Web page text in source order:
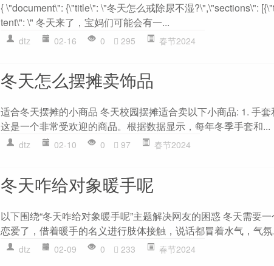
{ \"document\": {\"title\": \"冬天怎么戒除尿不湿?\",\"sections\":
tent\": \" 冬天来了，宝妈们可能会有一...
dtz 02-16 0 295 春节2024
冬天怎么摆摊卖饰品
适合冬天摆摊的小商品 冬天校园摆摊适合卖以下小商品: 1. 手
这是一个非常受欢迎的商品。根据数据显示，每年冬季手套和...
dtz 02-10 0 97 春节2024
冬天咋给对象暖手呢
以下围绕“冬天咋给对象暖手呢”主题解决网友的困惑 冬天需要
恋爱了，借着暖手的名义进行肢体接触，说话都冒着水气，气氛
dtz 02-09 0 233 春节2024